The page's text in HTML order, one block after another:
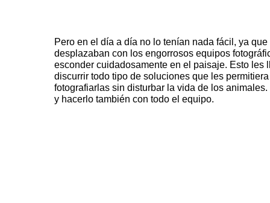
Pero en el día a día no lo tenían nada fácil, ya
desplazaban con los engorrosos equipos
esconder cuidadosamente en el paisaje. Esto les
discurrir todo tipo de soluciones que les
fotografiarlas sin disturbar la vida de los
y hacerlo también con todo el equipo.